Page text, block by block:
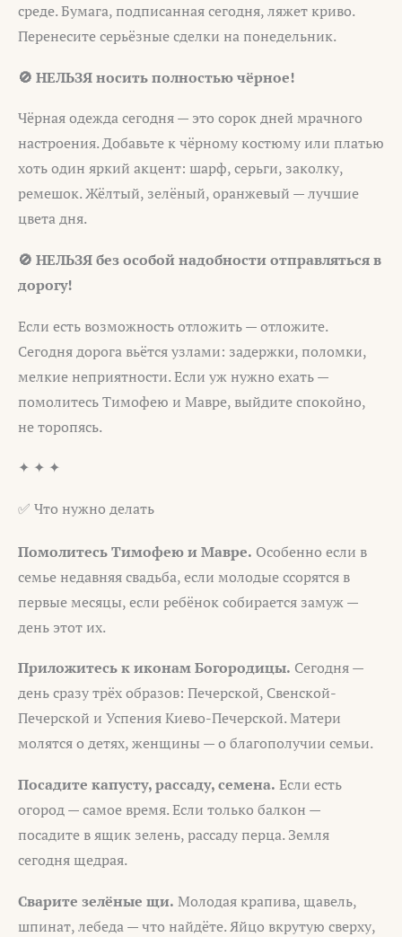
среде. Бумага, подписанная сегодня, ляжет криво.
Перенесите серьёзные сделки на понедельник.
🚫 НЕЛЬЗЯ носить полностью чёрное!
Чёрная одежда сегодня — это сорок дней мрачного
настроения. Добавьте к чёрному костюму или платью
хоть один яркий акцент: шарф, серьги, заколку,
ремешок. Жёлтый, зелёный, оранжевый — лучшие
цвета дня.
🚫 НЕЛЬЗЯ без особой надобности отправляться в
дорогу!
Если есть возможность отложить — отложите.
Сегодня дорога вьётся узлами: задержки, поломки,
мелкие неприятности. Если уж нужно ехать —
помолитесь Тимофею и Мавре, выйдите спокойно,
не торопясь.
✦ ✦ ✦
✅ Что нужно делать
Помолитесь Тимофею и Мавре. Особенно если в
семье недавняя свадьба, если молодые ссорятся в
первые месяцы, если ребёнок собирается замуж —
день этот их.
Приложитесь к иконам Богородицы. Сегодня —
день сразу трёх образов: Печерской, Свенской-
Печерской и Успения Киево-Печерской. Матери
молятся о детях, женщины — о благополучии семьи.
Посадите капусту, рассаду, семена. Если есть
огород — самое время. Если только балкон —
посадите в ящик зелень, рассаду перца. Земля
сегодня щедрая.
Сварите зелёные щи. Молодая крапива, щавель,
шпинат, лебеда — что найдёте. Яйцо вкрутую сверху,